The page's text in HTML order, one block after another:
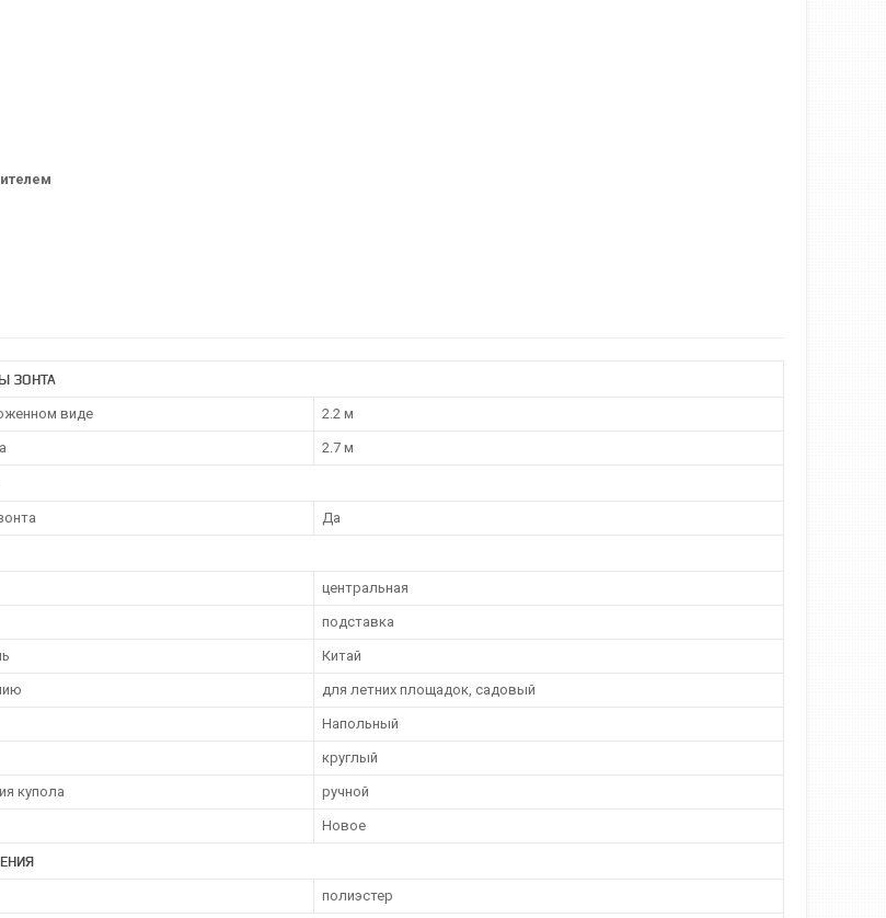
ЗОНТА
виде 2.2 м
2.7 м
Да
центральная
подставка
Китай
для летних площадок, садовый
Напольный
круглый
купола ручной
Новое
полиэстер